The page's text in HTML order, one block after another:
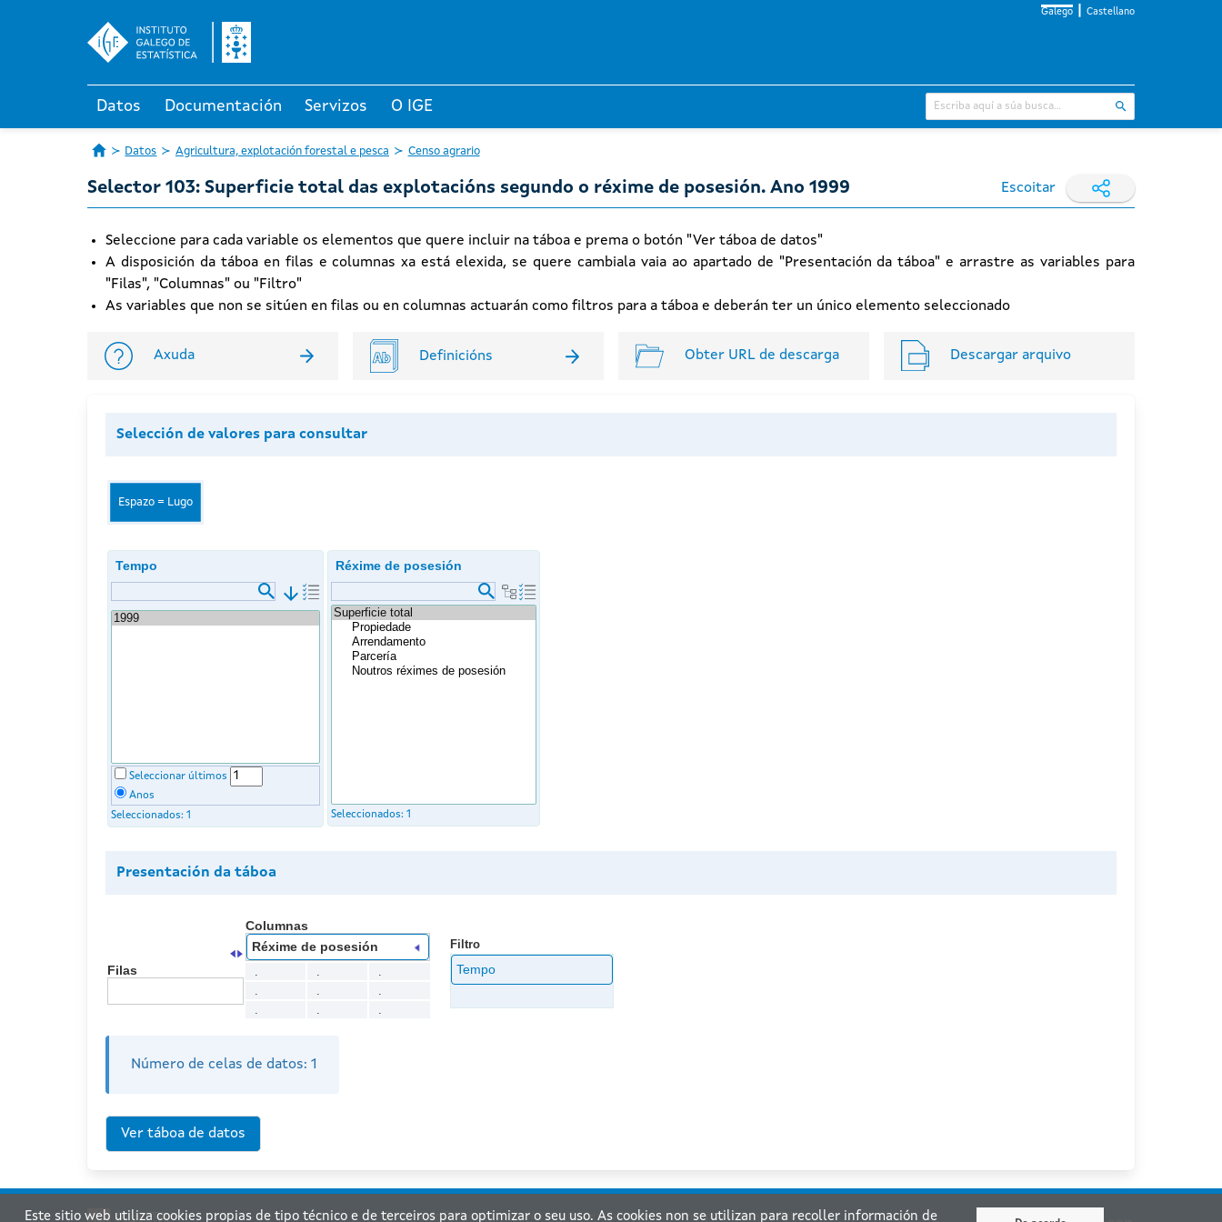
Galego Castellano
Datos Documentación Servizos O IGE
Datos Agricultura, explotación forestal e pesca Censo agrario
Selector 103: Superficie total das explotacións segundo o réxime de posesión. Ano 1999 Escoitar
Seleccione para cada variable os elementos que quere incluir na táboa e prema o botón "Ver táboa de datos"
A disposición da táboa en filas e columnas xa está elexida, se quere cambiala vaia ao apartado de "Presentación da táboa" e arrastre as variables para
"Filas", "Columnas" ou "Filtro"
As variables que non se sitúen en filas ou en columnas actuarán como filtros para a táboa e deberán ter un único elemento seleccionado
Axuda Definicións Obter URL de descarga Descargar arquivo
Selección de valores para consultar
Espazo = Lugo
Tempo
arrow_downward
Seleccionar últimos
Anos
Seleccionados: 1
Réxime de posesión
Seleccionados: 1
Presentación da táboa
Columnas
Réxime de posesión
Filas
. .
.
.
.
.
.
. .
Filtro
Tempo
Número de celas de datos: 1
Xunta de Galicia. Información mantida e publicada na internet pola Xunta de Galicia
Este sitio web utiliza cookies propias de tipo técnico e de terceiros para optimizar o seu uso. As cookies non se utilizan para recoller información de